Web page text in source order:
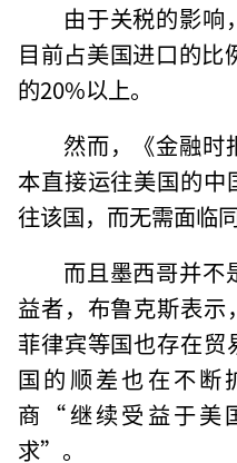
由于关税的影响
目前占美国进口的比
的20%以上。
然而，《金融时
本直接运往美国的
往该国，而无需面临
而且墨西哥并不
益者，布鲁克斯表示
菲律宾等国也存在贸
国的顺差也在不断
商“继续受益于美
求”。